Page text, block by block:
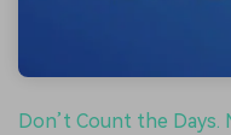
Don’t Count the